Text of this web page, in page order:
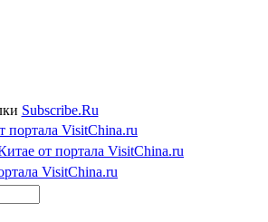
Subscribe.Ru
портала VisitChina.ru
от портала VisitChina.ru
VisitChina.ru